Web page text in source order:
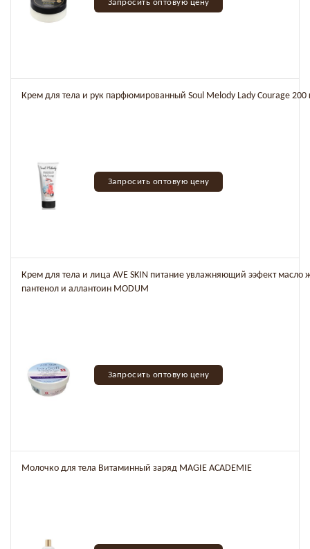
Запросить оптовую цену
Крем для тела и рук парфюмированный Soul Melody Lady Courage 200
Запросить оптовую цену
Крем для тела и лица AVE SKIN питание увлажняющий ээфект
пантенол и аллантоин MODUM
Запросить оптовую цену
Молочко для тела Витаминный заряд MAGIE ACADEMIE